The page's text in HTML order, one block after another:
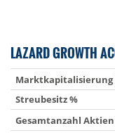
LAZARD GROWTH
Marktkapitalisierung
Streubesitz %
Gesamtanzahl